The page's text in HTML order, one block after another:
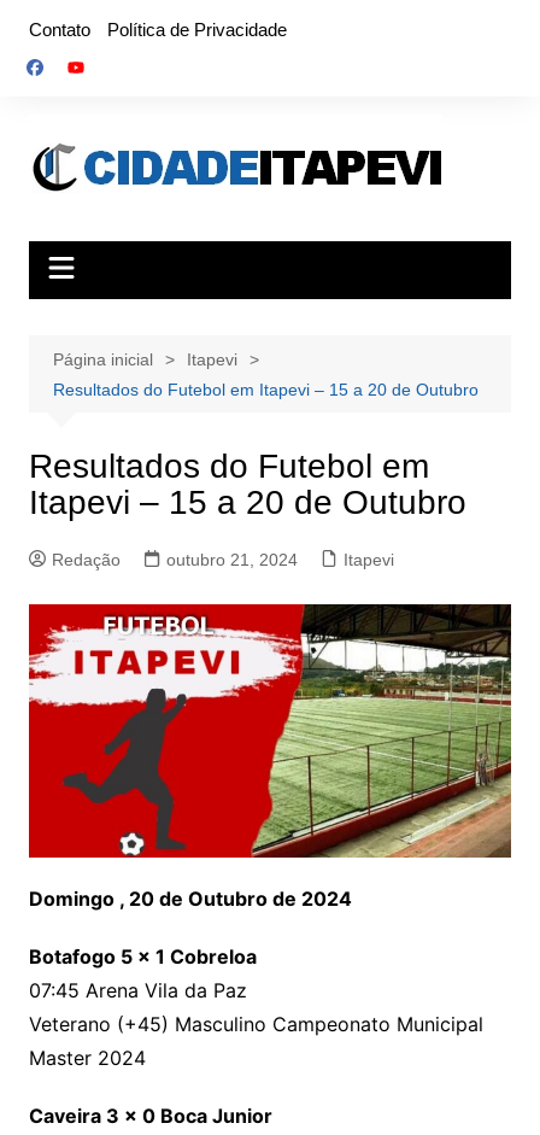
Contato Política de Privacidade
Página inicial
Itapevi
Resultados do Futebol em Itapevi – 15 a 20 de Outubro
Resultados do Futebol em
Itapevi – 15 a 20 de Outubro
Redação outubro 21, 2024 Itapevi
Domingo , 20 de Outubro de 2024
Botafogo 5 x 1 Cobreloa
07:45 Arena Vila da Paz
Veterano (+45) Masculino Campeonato Municipal
Master 2024
Caveira 3 x 0 Boca Junior